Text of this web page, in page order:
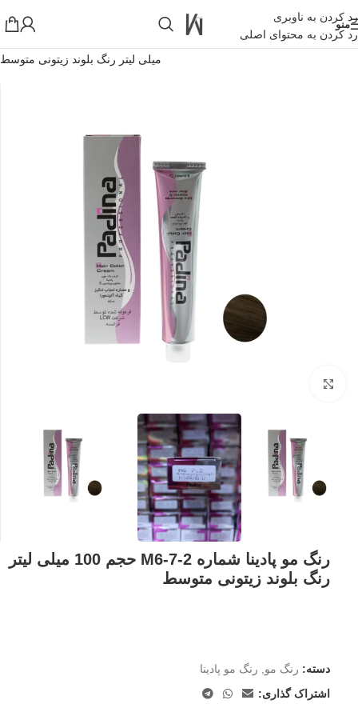
رد کردن به ناوبری
رد کردن به محتوای اصلی
منو
خانه » فروشگاه اینترنتی واکارنا
میلی لیتر رنگ بلوند زیتونی متوسط
رنگ مو پادینا شماره M6-7-2 حجم 100 میلی لیتر
رنگ بلوند زیتونی متوسط
دسته: رنگ مو
رنگ مو پادینا
اشتراک گذاری: